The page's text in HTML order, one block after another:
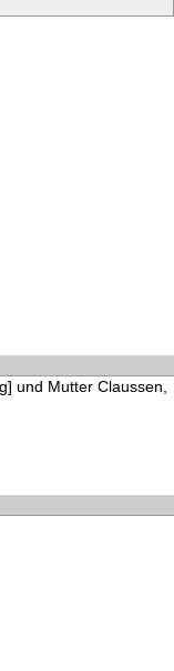
und Mutter Claussen,